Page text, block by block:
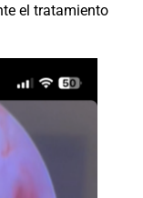
el tratamiento